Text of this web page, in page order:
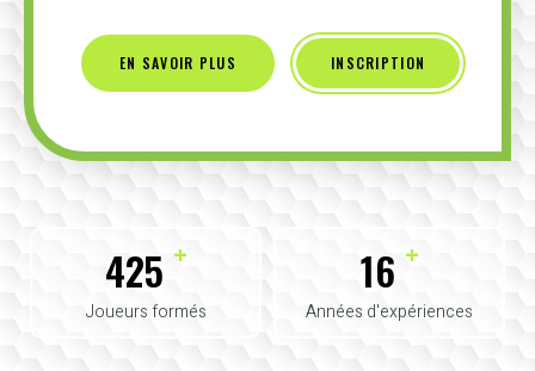
EN SAVOIR PLUS INSCRIPTION
425 +
Joueurs formés
16 +
Années d'expériences